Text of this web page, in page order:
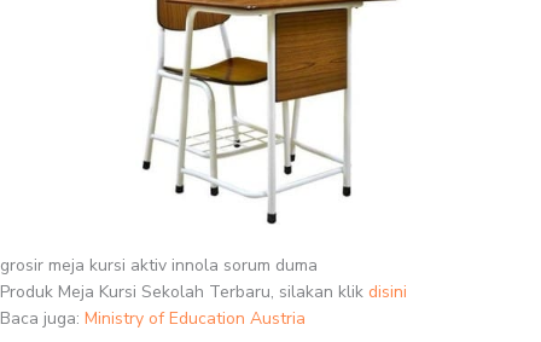
grosir meja kursi aktiv innola sorum duma
Produk Meja Kursi Sekolah Terbaru, silakan klik disini
Baca juga: Ministry of Education Austria